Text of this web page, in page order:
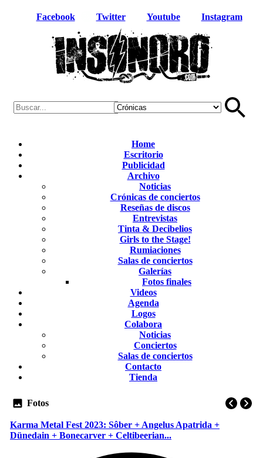
Facebook Twitter Youtube Instagram
Home
Escritorio
Publicidad
Archivo
Noticias
Crónicas de conciertos
Reseñas de discos
Entrevistas
Tinta & Decibelios
Girls to the Stage!
Rumiaciones
Salas de conciertos
Galerías
Fotos finales
Videos
Agenda
Logos
Colabora
Noticias
Conciertos
Salas de conciertos
Contacto
Tienda
Fotos
Karma Metal Fest 2023: Sôber + Angelus Apatrida +
Dünedain + Bonecarver + Celtibeerian...